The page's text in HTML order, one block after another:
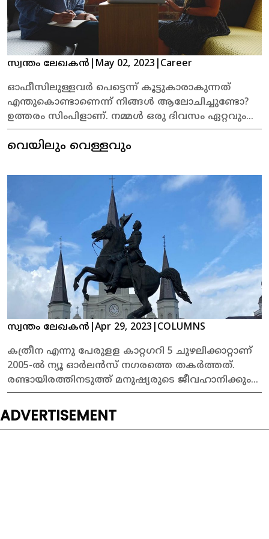
ഇക്കുറിയും സാധിച്ചു.
സ്വന്തം ലേഖകൻ May 02, 2023 Career
ഓഫീസിലുള്ളവര്‍ പെട്ടെന്ന് കൂട്ടുകാരാകുന്നത്
എന്തുകൊണ്ടാണെന്ന് നിങ്ങള്‍ ആലോചിച്ചുണ്ടോ?
ഉത്തരം സിംപിളാണ്. നമ്മള്‍ ഒരു ദിവസം ഏറ്റവും
കൂടുതല്‍ സമയം ചെലവഴിക്കുന്നത് അവരുടെ
കൂടെയാണ്. തീര്‍ച്ചയായും ഇത് നല്ല
അടുത്ത കൂട്ടുകാരുടെ എണ്ണം എടുത്തു
നോക്കിയാല്‍ അതില്‍ തീര്‍ച്ചയായും നമ്മുടെ
ഓഫീസിലെ ചിലര്‍ ഉണ്ടാകുമെന്ന കാര്യത്തില്‍
സംശയമില്ലാത്തതും അതുകൊണ്ട് തന്നെയാണ്.
വെയിലും വെള്ളവും
സ്വന്തം ലേഖകൻ Apr 29, 2023 COLUMNS
കത്രീന എന്നു പേരുളള കാറ്റഗറി 5 ചുഴലിക്കാറ്റാണ്
2005-ൽ ന്യൂ ഓർലൻസ് നഗരത്തെ തകർത്തത്.
രണ്ടായിരത്തിനടുത്ത് മനുഷ്യരുടെ ജീവഹാനിക്കും
കോടിക്കണക്കിനു രൂപയുടെ നാശനഷ്ടത്തിനും
കാരണമായ പ്രകൃതി ദുരന്തം. മിസിസിപ്പി
നദിക്കരയിലുളള ഈ നഗരത്തെ സംരക്ഷിക്കാൻ
ADVERTISEMENT